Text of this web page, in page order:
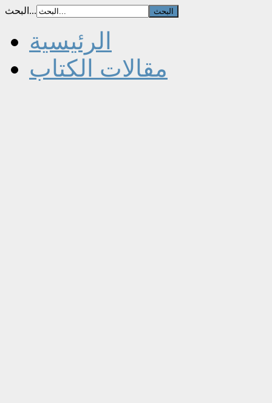
البحث...
الرئيسية
مقالات الكتاب